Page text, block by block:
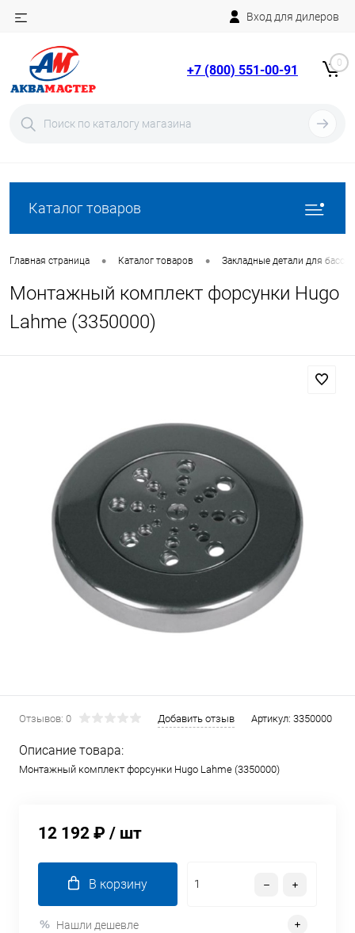
Вход для дилеров
+7 (800) 551-00-91 0
Каталог товаров
Главная страница • Каталог товаров • Закладные детали для
Монтажный комплект форсунки Hugo
Lahme (3350000)
Отзывов: 0 Добавить отзыв Артикул: 3350000
Описание товара:
Монтажный комплект форсунки Hugo Lahme (3350000)
12 192 ₽ / шт
В корзину
Нашли дешевле